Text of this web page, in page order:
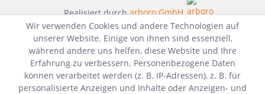
Realisiert durcharboro GmbH
Wir verwenden Cookies und andere Technologien auf
unserer Website. Einige von ihnen sind essenziell,
während andere uns helfen, diese Website und Ihre
Erfahrung zu verbessern. Personenbezogene Daten
können verarbeitet werden (z. B. IP-Adressen), z. B. für
personalisierte Anzeigen und Inhalte oder Anzeigen- und